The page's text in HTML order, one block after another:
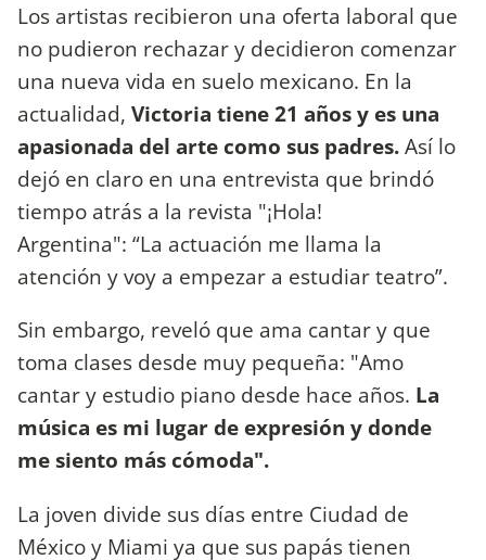
Los artistas recibieron una oferta laboral que
no pudieron rechazar y decidieron comenzar
una nueva vida en suelo mexicano. En la
actualidad, Victoria tiene 21 años y es una
apasionada del arte como sus padres.Así lo
dejó en claro en una entrevista que brindó
tiempo atrás a la revista "¡Hola!
Argentina": “La actuación me llama la
atención y voy a empezar a estudiar teatro”.
Sin embargo, reveló que ama cantar y que
toma clases desde muy pequeña: "Amo
cantar y estudio piano desde hace años. La
música es mi lugar de expresión y donde
me siento más cómoda".
La joven divide sus días entre Ciudad de
México y Miami ya que sus papás tienen